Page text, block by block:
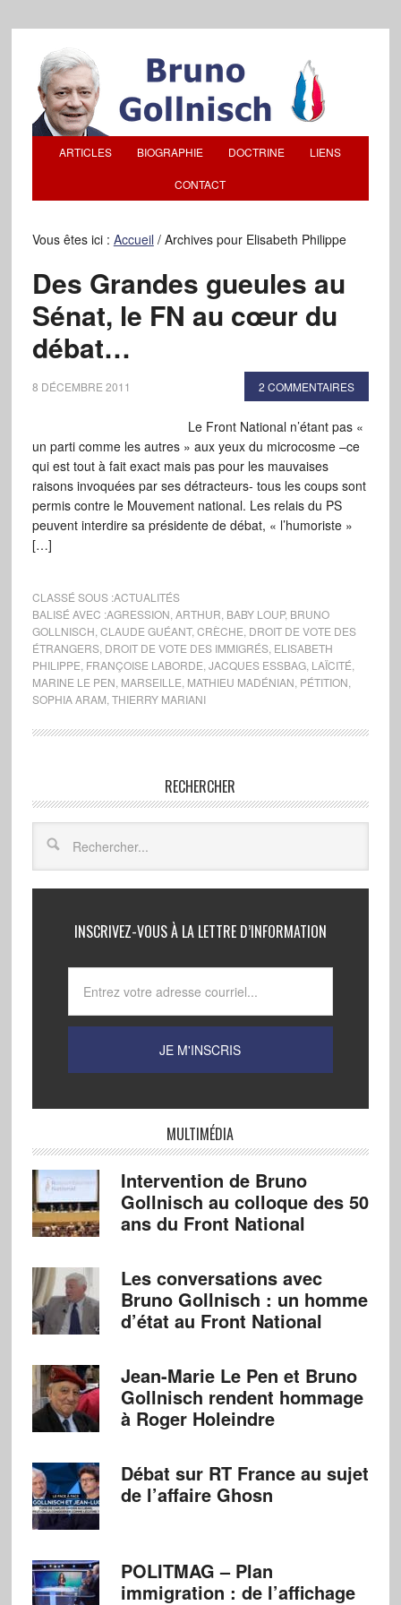
ARTICLES BIOGRAPHIE DOCTRINE LIENS
CONTACT
Vous êtes ici : Accueil /Archives pour Elisabeth Philippe
Des Grandes gueules au
Sénat, le FN au cœur du
débat…
8 DÉCEMBRE 2011 2 COMMENTAIRES
Le Front National n’étant pas «
un parti comme les autres » aux yeux du microcosme –ce
qui est tout à fait exact mais pas pour les mauvaises
raisons invoquées par ses détracteurs- tous les coups sont
permis contre le Mouvement national. Les relais du PS
peuvent interdire sa présidente de débat, « l’humoriste »
[…]
CLASSÉ SOUS :ACTUALITÉS
BALISÉ AVEC :AGRESSION ARTHUR BABY LOUP, BRUNO
GOLLNISCH CLAUDE GUÉANT, CRÈCHE DROIT DE VOTE DES
ÉTRANGERS, DROIT DE VOTE DES IMMIGRÉS, ELISABETH
PHILIPPE FRANÇOISE LABORDE JACQUES ESSBAG, LAÏCITÉ
MARINE LE PEN MARSEILLE MATHIEU MADÉNIAN PÉTITION
SOPHIA ARAM THIERRY MARIANI
RECHERCHER
INSCRIVEZ-VOUS À LA LETTRE D’INFORMATION
MULTIMÉDIA
Intervention de Bruno
Gollnisch au colloque des 50
ans du Front National
Les conversations avec
Bruno Gollnisch : un homme
d’état au Front National
Jean-Marie Le Pen et Bruno
Gollnisch rendent hommage
à Roger Holeindre
Débat sur RT France au sujet
de l’affaire Ghosn
POLITMAG – Plan
immigration : de l’affichage